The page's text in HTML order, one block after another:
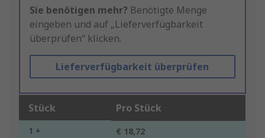
Sie benötigen mehr? Benötigte Menge
eingeben und auf „Lieferverfügbarkeit
überprüfen“ klicken.
Lieferverfügbarkeit überprüfen
Stück Pro Stück
1 + € 18,72